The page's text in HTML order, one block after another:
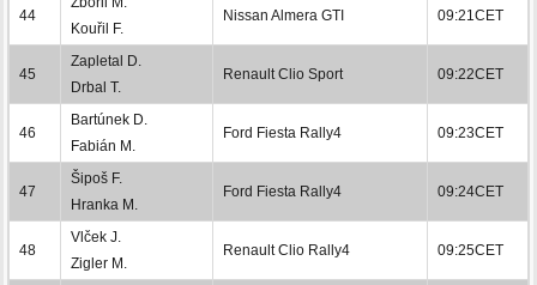
44
Kouřil F.
Nissan Almera GTI 09:21CET
45
Zapletal D.
Drbal T.
Renault Clio Sport 09:22CET
46
Bartúnek D.
Fabián M.
Ford Fiesta Rally4 09:23CET
47
Šipoš F.
Hranka M.
Ford Fiesta Rally4 09:24CET
48
Vlček J.
Zigler M.
Renault Clio Rally4 09:25CET